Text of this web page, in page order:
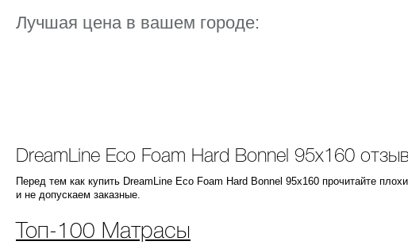
Лучшая цена в вашем городе:
DreamLine Eco Foam Hard Bonnel 95x160
Перед тем как купить DreamLine Eco Foam Hard Bonnel 95x160 прочитайте
и не допускаем заказные.
Топ-100 Матрасы